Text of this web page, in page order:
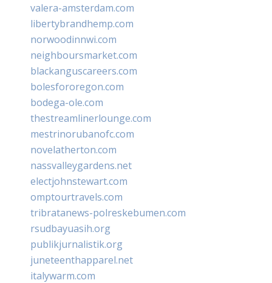
valera-amsterdam.com
libertybrandhemp.com
norwoodinnwi.com
neighboursmarket.com
blackanguscareers.com
bolesfororegon.com
bodega-ole.com
thestreamlinerlounge.com
mestrinorubanofc.com
novelatherton.com
nassvalleygardens.net
electjohnstewart.com
omptourtravels.com
tribratanews-polreskebumen.com
rsudbayuasih.org
publikjurnalistik.org
juneteenthapparel.net
italywarm.com